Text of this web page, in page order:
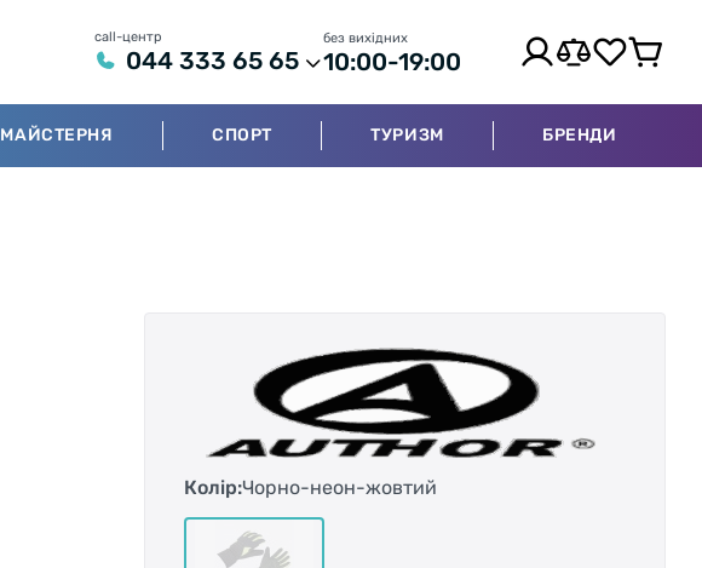
call-центр
044 333 65 65
без вихідних
10:00-19:00
МАЙСТЕРНЯ СПОРТ ТУРИЗМ БРЕНДИ
Колір:Чорно-неон-жовтий